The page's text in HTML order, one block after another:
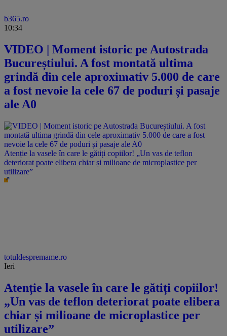
b365.ro
10:34
VIDEO | Moment istoric pe Autostrada
Bucureștiului. A fost montată ultima
grindă din cele aproximativ 5.000 de care
a fost nevoie la cele 67 de poduri și pasaje
ale A0
Atenție la vasele în care le gătiți copiilor! „Un vas de teflon
deteriorat poate elibera chiar și milioane de microplastice per
utilizare”
totuldespremame.ro
Ieri
Atenție la vasele în care le gătiți copiilor!
„Un vas de teflon deteriorat poate elibera
chiar și milioane de microplastice per
utilizare”